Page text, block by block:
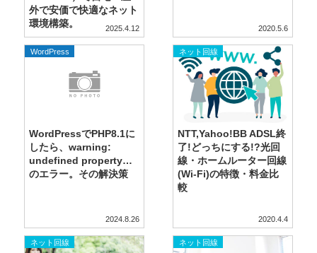
外で安価で快適なネット
環境構築。
2025.4.12 2020.5.6
WordPressでPHP8.1に
したら、warning:
undefined property…
のエラー。その解決策
2024.8.26
WordPress
NTT,Yahoo!BB ADSL終
了!どっちにする!?光回
線・ホームルーター回線
(Wi-Fi)の特徴・料金比
較
2020.4.4
ネット回線
ネット回線 ネット回線